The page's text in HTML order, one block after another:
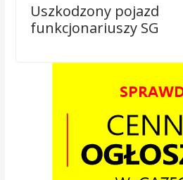
Uszkodzony pojazd
funkcjonariuszy SG